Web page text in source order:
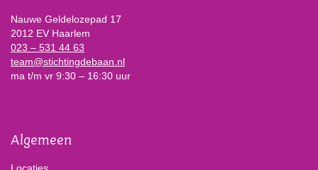
Nauwe Geldelozepad 17
2012 EV Haarlem
023 – 531 44 63
team@stichtingdebaan.nl
ma t/m vr 9:30 – 16:30 uur
Algemeen